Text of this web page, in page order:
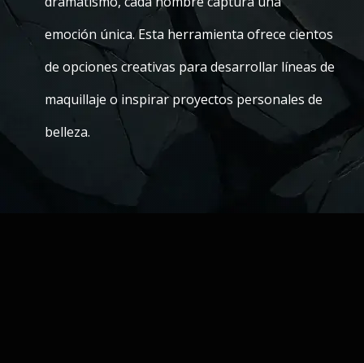
emoción única. Esta herramienta ofrece cientos
de opciones creativas para desarrollar líneas de
maquillaje o inspirar proyectos personales de
belleza.